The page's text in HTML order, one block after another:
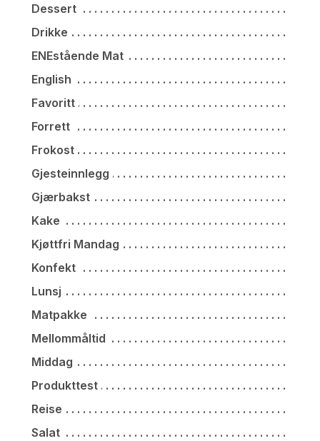
Dessert
Drikke
ENEstående Mat
English
Favoritt
Forrett
Frokost
Gjesteinnlegg
Gjærbakst
Kake
Kjøttfri Mandag
Konfekt
Lunsj
Matpakke
Mellommåltid
Middag
Produkttest
Reise
Salat